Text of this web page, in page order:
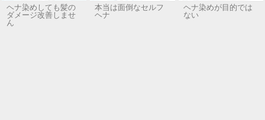
ヘナ染めしても髪の
ダメージ改善しませ
ん
本当は面倒なセルフ
ヘナ
ヘナ染めが目的では
ない